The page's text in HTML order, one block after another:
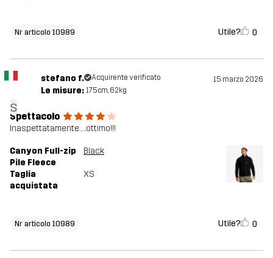
Nr articolo 10989 Utile? 0
s
stefano f. Acquirente verificato 15 marzo 2026
Le misure: 175cm, 62kg
Spettacolo
Inaspettatamente…..ottimo!!!
Canyon Full-zip
Pile Fleece
Black
Taglia
acquistata
XS
Nr articolo 10989 Utile? 0